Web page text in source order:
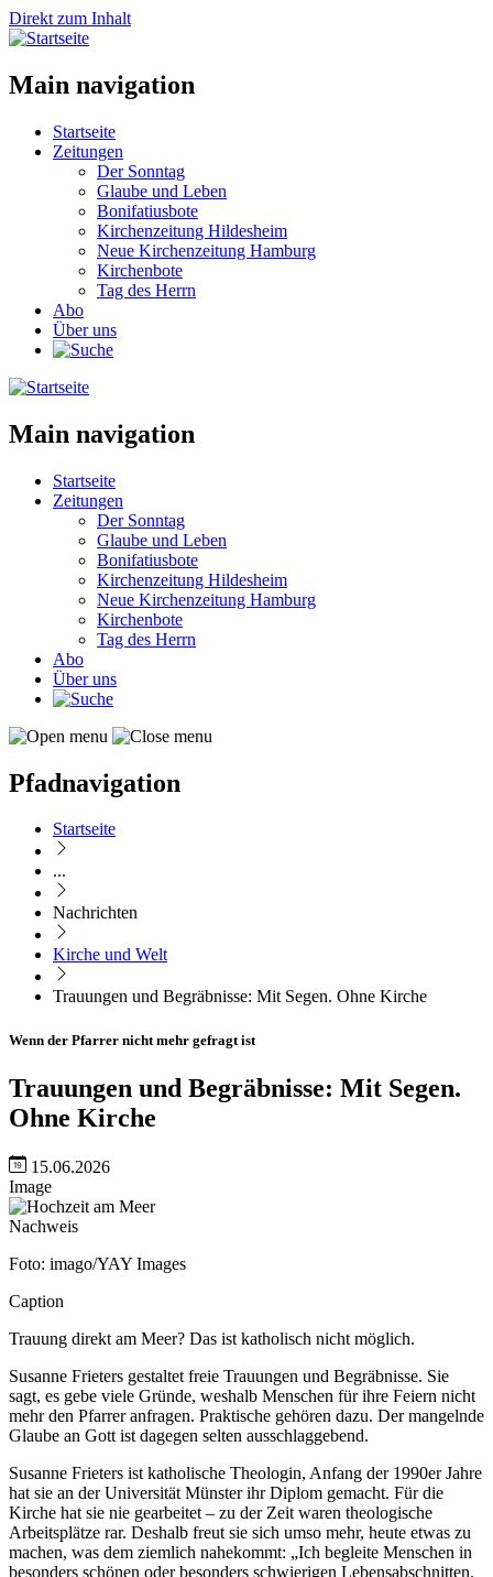
Direkt zum Inhalt
Main navigation
Startseite
Zeitungen
Der Sonntag
Glaube und Leben
Bonifatiusbote
Kirchenzeitung Hildesheim
Neue Kirchenzeitung Hamburg
Kirchenbote
Tag des Herrn
Abo
Über uns
Main navigation
Startseite
Zeitungen
Der Sonntag
Glaube und Leben
Bonifatiusbote
Kirchenzeitung Hildesheim
Neue Kirchenzeitung Hamburg
Kirchenbote
Tag des Herrn
Abo
Über uns
Pfadnavigation
Startseite
...
Nachrichten
Kirche und Welt
Trauungen und Begräbnisse: Mit Segen. Ohne Kirche
Wenn der Pfarrer nicht mehr gefragt ist
Trauungen und Begräbnisse: Mit Segen.
Ohne Kirche
15.06.2026
Image
Nachweis
Foto: imago/YAY Images
Caption
Trauung direkt am Meer? Das ist katholisch nicht möglich.
Susanne Frieters gestaltet freie Trauungen und Begräbnisse. Sie
sagt, es gebe viele Gründe, weshalb Menschen für ihre Feiern nicht
mehr den Pfarrer anfragen. Praktische gehören dazu. Der mangelnde
Glaube an Gott ist dagegen selten ausschlaggebend.
Susanne Frieters ist katholische Theologin, Anfang der 1990er Jahre
hat sie an der Universität Münster ihr Diplom gemacht. Für die
Kirche hat sie nie gearbeitet – zu der Zeit waren theologische
Arbeitsplätze rar. Deshalb freut sie sich umso mehr, heute etwas zu
machen, was dem ziemlich nahekommt: „Ich begleite Menschen in
besonders schönen oder besonders schwierigen Lebensabschnitten.